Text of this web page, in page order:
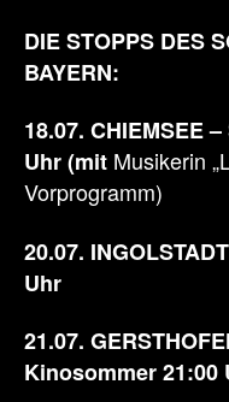
DIE STOPPS DES
BAYERN:
18.07. CHIEMSEE
Uhr(mit Musikerin
Vorprogramm)
20.07.
Uhr
21.07.
Kinosommer 21:00